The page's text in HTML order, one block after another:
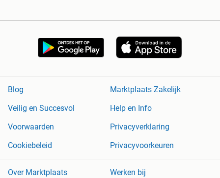
Blog
Marktplaats Zakelijk
Veilig en Succesvol
Help en Info
Voorwaarden
Privacyverklaring
Cookiebeleid
Privacyvoorkeuren
Over Marktplaats
Werken bij